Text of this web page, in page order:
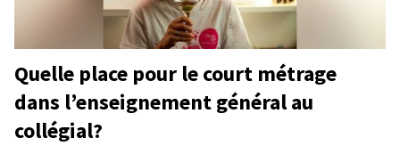
Quelle place pour le court métrage
dans l’enseignement général au
collégial?